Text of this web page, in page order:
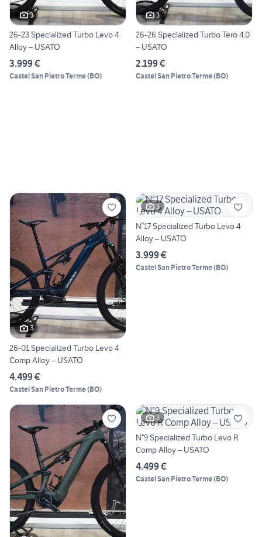
3
26-23 Specialized Turbo Levo 4
Alloy – USATO
3.999 €
Castel San Pietro Terme(BO)
3
26-26 Specialized Turbo Tero 4.0
– USATO
2.199 €
Castel San Pietro Terme(BO)
3
26-01 Specialized Turbo Levo 4
Comp Alloy – USATO
4.499 €
Castel San Pietro Terme(BO)
3
N°17 Specialized Turbo Levo 4
Alloy – USATO
3.999 €
Castel San Pietro Terme(BO)
3
N°9 Specialized Turbo Levo R
Comp Alloy – USATO
4.499 €
Castel San Pietro Terme(BO)